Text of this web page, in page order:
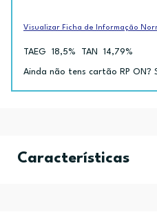
Visualizar Ficha de Informação
TAEG 18,5% TAN 14,79%
Ainda não tens cartão RP ON?
Características